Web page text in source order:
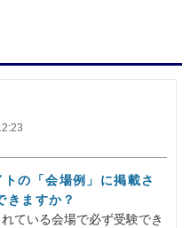
の「会場例」に掲載さ
きますか？
ている会場で必ず受験でき